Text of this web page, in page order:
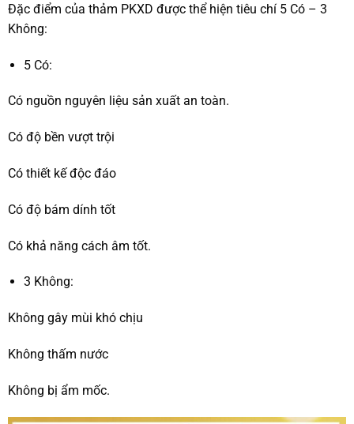
Đặc điểm của thảm PKXD được thể hiện tiêu chí 5 Có – 3
Không:
5 Có:
Có nguồn nguyên liệu sản xuất an toàn.
Có độ bền vượt trội
Có thiết kế độc đáo
Có độ bám dính tốt
Có khả năng cách âm tốt.
3 Không:
Không gây mùi khó chịu
Không thấm nước
Không bị ẩm mốc.